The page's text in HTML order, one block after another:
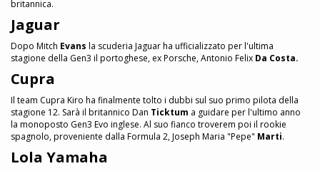
britannica.
Jaguar
Dopo Mitch Evans la scuderia Jaguar ha ufficializzato per l'ultima
stagione della Gen3 il portoghese, ex Porsche, Antonio Felix Da Costa.
Cupra
Il team Cupra Kiro ha finalmente tolto i dubbi sul suo primo pilota della
stagione 12. Sarà il britannico Dan Ticktum a guidare per l'ultimo anno
la monoposto Gen3 Evo inglese. Al suo fianco troverem poi il rookie
spagnolo, proveniente dalla Formula 2, Joseph Maria "Pepe" Marti.
Lola Yamaha